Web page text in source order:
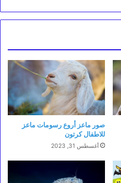
صور ماعز أروع رسومات ماعز
للاطفال كرتون
أغسطس 31, 2023